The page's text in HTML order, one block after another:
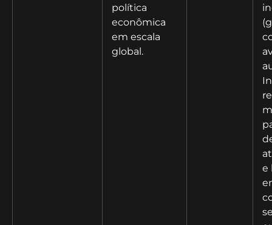
política
econômica
em escala
global.
e